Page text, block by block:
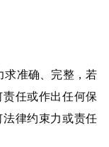
求准确、完整，若
任或作出任何保
律约束力或责任